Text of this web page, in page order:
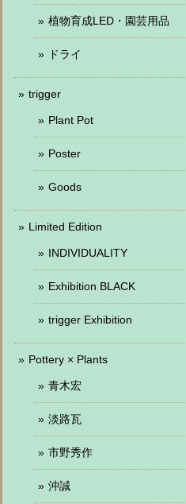
植物育成LED・園芸用品
ドライ
trigger
Plant Pot
Poster
Goods
Limited Edition
INDIVIDUALITY
Exhibition BLACK
trigger Exhibition
Pottery × Plants
青木宏
淡路瓦
市野秀作
沖誠